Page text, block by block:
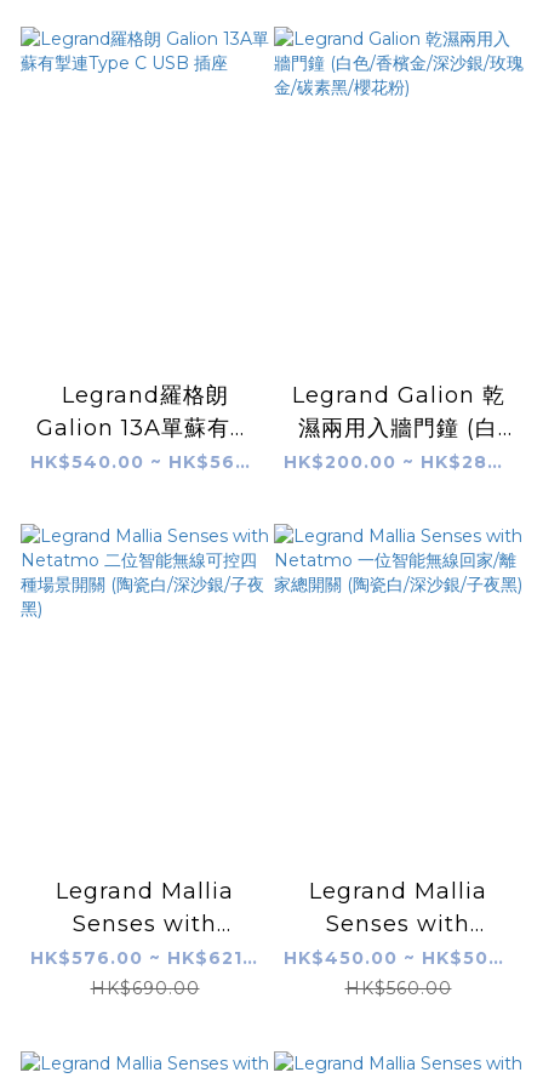
黑/櫻花粉)
黑/櫻花粉)
Legrand羅格朗
Galion 13A單蘇有掣
連Type C USB 插座
HK$540.00 ~ HK$560.00
Legrand Galion 乾
濕兩用入牆門鐘 (白
色/香檳金/深沙銀/玫
HK$200.00 ~ HK$280.00
Legrand Mallia
Senses with
Netatmo 二位智能無
線可控四種場景開關
黑)
HK$576.00 ~ HK$621.00
HK$690.00
Legrand Mallia
Senses with
Netatmo 一位智能無
線回家/離家總開關
黑)
HK$450.00 ~ HK$504.00
HK$560.00